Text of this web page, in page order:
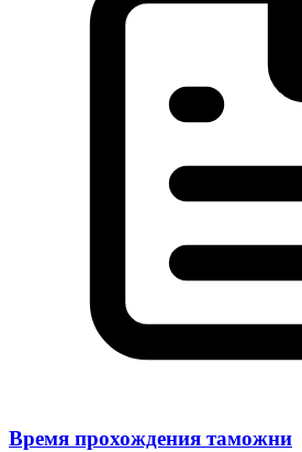
Время прохождения таможни